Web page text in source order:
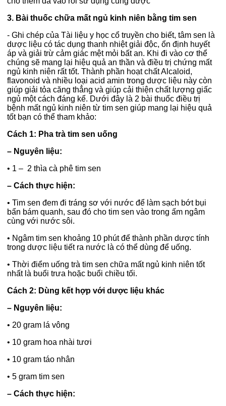
3. Bài thuốc chữa mất ngủ kinh niên bằng tim sen
- Ghi chép của Tài liệu y học cổ truyền cho biết, tâm sen là
dược liệu có tác dụng thanh nhiệt giải độc, ổn định huyết
áp và giải trừ cảm giác mệt mỏi bất an. Khi đi vào cơ thể
chúng sẽ mang lại hiệu quả an thần và điều trị chứng mất
ngủ kinh niên rất tốt. Thành phần hoạt chất Alcaloid,
flavonoid và nhiều loại acid amin trong dược liệu này còn
giúp giải tỏa căng thẳng và giúp cải thiện chất lượng giấc
ngủ một cách đáng kể. Dưới đây là 2 bài thuốc điều trị
bệnh mất ngủ kinh niên từ tim sen giúp mang lại hiệu quả
tốt bạn có thể tham khảo:
Cách 1: Pha trà tim sen uống
– Nguyên liệu:
• 1 – 2 thìa cà phê tim sen
– Cách thực hiện:
• Tim sen đem đi tráng sơ với nước để làm sạch bớt bụi
bẩn bám quanh, sau đó cho tim sen vào trong ấm ngâm
cùng với nước sôi.
• Ngâm tim sen khoảng 10 phút để thành phần dược tính
trong dược liệu tiết ra nước là có thể dùng để uống.
• Thời điểm uống trà tim sen chữa mất ngủ kinh niên tốt
nhất là buổi trưa hoặc buổi chiều tối.
Cách 2: Dùng kết hợp với dược liệu khác
– Nguyên liệu:
• 20 gram lá vông
• 10 gram hoa nhài tươi
• 10 gram táo nhân
• 5 gram tim sen
– Cách thực hiện: